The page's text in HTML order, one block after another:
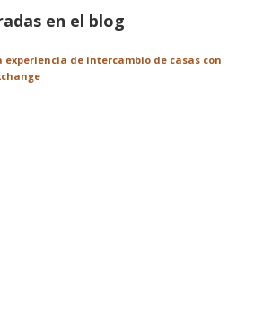
en el blog
experiencia de intercambio de casas con